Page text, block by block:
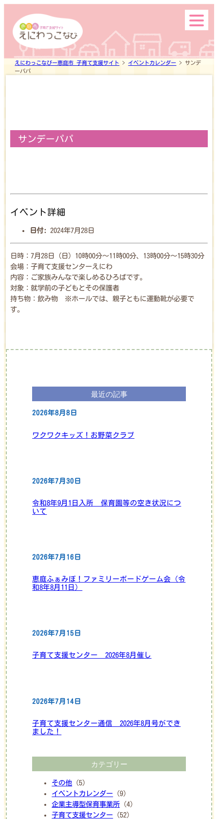
えにわっこなびー恵庭市 子育て支援サイト > イベントカレンダー >サンデ
ーパパ
サンデーパパ
イベント詳細
日付: 2024年7月28日
日時：7月28日（日）10時00分～11時00分、13時00分～15時30分
会場：子育て支援センターえにわ
内容：ご家族みんなで楽しめるひろばです。
対象：就学前の子どもとその保護者
持ち物：飲み物 ※ホールでは、親子ともに運動靴が必要で
す。
最近の記事
2026年8月8日
ワクワクキッズ！お野菜クラブ
2026年7月30日
令和8年9月1日入所 保育園等の空き状況につ
いて
2026年7月16日
恵庭ふぁみぼ！ファミリーボードゲーム会（令
和8年8月11日）
2026年7月15日
子育て支援センター 2026年8月催し
2026年7月14日
子育て支援センター通信 2026年8月号ができ
ました！
カテゴリー
その他 (5)
イベントカレンダー (9)
企業主導型保育事業所 (4)
子育て支援センター (52)
市内の主な公園
Search